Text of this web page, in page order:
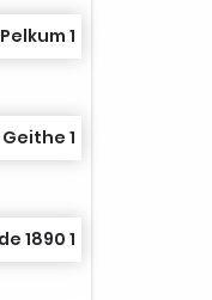
1
Geithe 1
1890 1